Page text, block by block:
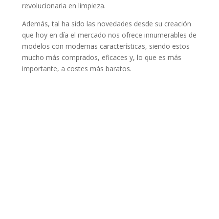
revolucionaria en limpieza.
Además, tal ha sido las novedades desde su creación
que hoy en día el mercado nos ofrece innumerables de
modelos con modernas características, siendo estos
mucho más comprados, eficaces y, lo que es más
importante, a costes más baratos.